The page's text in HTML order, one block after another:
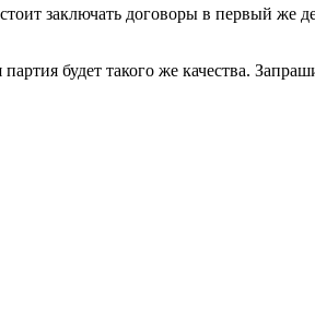
заключать договоры в первый же
будет такого же качества.